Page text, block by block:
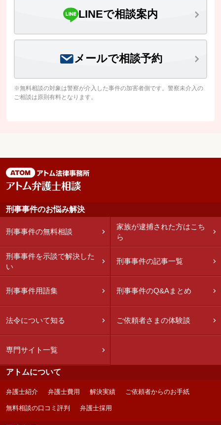
LINEで相談案内
メールで相談予約
※無料相談の対象は警察が介入した事件の加害者側です。警察未介入の
ご相談は原則有料となります。
刑事事件のお悩み解決
刑事事件の無料相談
家族が逮捕された方はこち
ら
刑事事件を示談で解決した
い
刑事事件の記事一覧
刑事事件用語集 刑事事件のQ&Aまとめ
法令について知る ご依頼者さまの体験談
専門サイト一覧
アトムについて
弁護士紹介 弁護士費用 解決実績 ご依頼者からのお手紙
無料相談の口コミ評判 弁護士採用